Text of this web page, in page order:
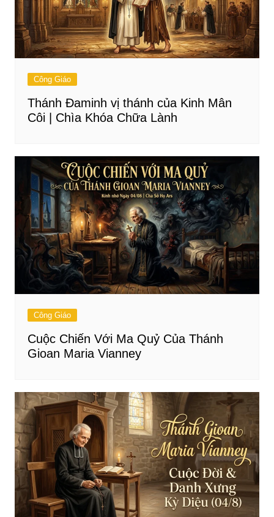
Công Giáo
Thánh Đaminh vị thánh của Kinh Mân
Côi | Chìa Khóa Chữa Lành
Công Giáo
Cuộc Chiến Với Ma Quỷ Của Thánh
Gioan Maria Vianney